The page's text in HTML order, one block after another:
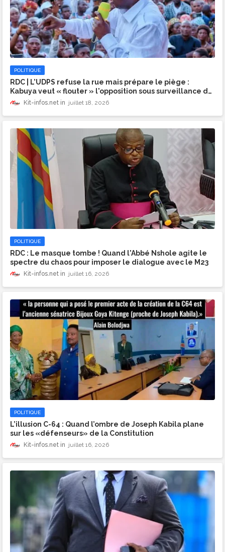
POLITIQUE
RDC | L’UDPS refuse la rue mais prépare le piège :
Kabuya veut « flouter » l'opposition sous surveillance de
dronesKit-infos.net juillet 18, 2026
POLITIQUE
​RDC : Le masque tombe ! Quand l'Abbé Nshole agite le
spectre du chaos pour imposer le dialogue avec le M23
Kit-infos.net juillet 16, 2026
POLITIQUE
L’illusion C-64 : Quand l’ombre de Joseph Kabila plane
sur les «défenseurs» de la Constitution
Kit-infos.net juillet 16, 2026